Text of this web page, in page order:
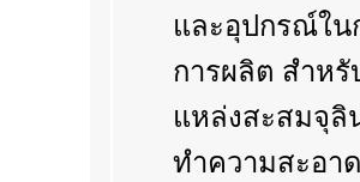
และอุปกรณ์ใน
การผลิต สำหรั
แหล่งสะสมจุลิ
ทำความสะอา